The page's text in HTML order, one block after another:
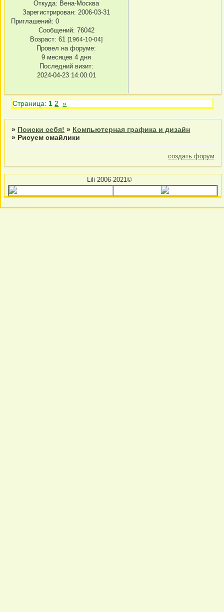
Откуда: Вена-Москва
Зарегистрирован: 2006-03-31
Приглашений: 0
Сообщений: 76042
Возраст: 61 [1964-10-04]
Провел на форуме:
9 месяцев 4 дня
Последний визит:
2024-04-23 14:00:01
Страница:1 2 »
» Поиски себя! » Компьютерная графика и дизайн
» Рисуем смайлики
создать форум
Lili 2006-2021©